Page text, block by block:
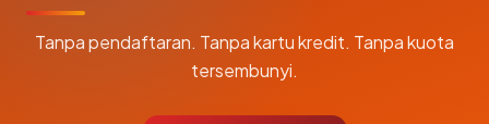
Tanpa pendaftaran. Tanpa kartu kredit. Tanpa kuota
tersembunyi.